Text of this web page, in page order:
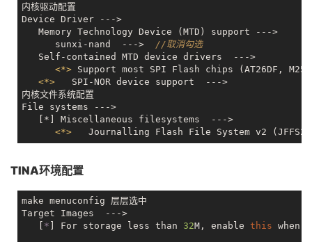
内核驱动配置
Device Driver --->
   Memory Technology Device (MTD) support --->
      sunxi-nand  --->
//取消勾选
   Self-contained MTD device drivers  --->
<*> Support most SPI Flash chips (AT26DF,
<*>
   SPI-NOR device support  --->
内核文件系统配置
File systems --->
   [*] Miscellaneous filesystems  --->
<*>
TINA环境配置
make menuconfig 层层选中
Target Images  --->
* ] For storage less than 32M, enable this when